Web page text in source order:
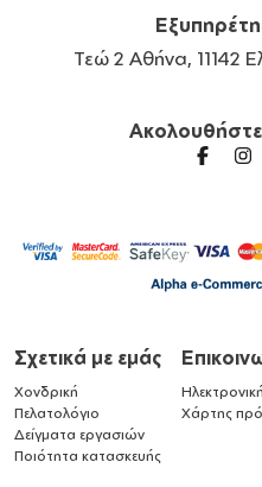
Τεώ 2 Αθήνα, 11142
Σχετικά με εμάς
Χονδρική
Πελατολόγιο
Δείγματα εργασιών
Ποιότητα κατασκευής
Χάρτης